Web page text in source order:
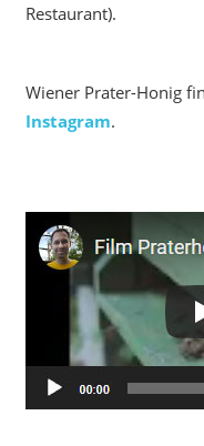
Restaurant).
Wiener Prater-Honig
Instagram.